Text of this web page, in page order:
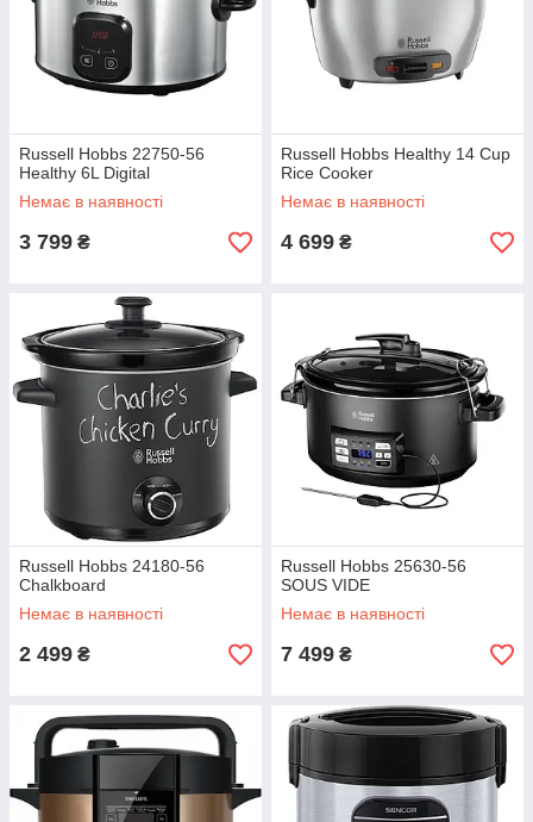
Russell Hobbs 22750-56
Healthy 6L Digital
Немає в наявності
3 799 ₴
Russell Hobbs Healthy 14 Cup
Rice Cooker
Немає в наявності
4 699 ₴
Russell Hobbs 24180-56
Chalkboard
Немає в наявності
2 499 ₴
Russell Hobbs 25630-56
SOUS VIDE
Немає в наявності
7 499 ₴